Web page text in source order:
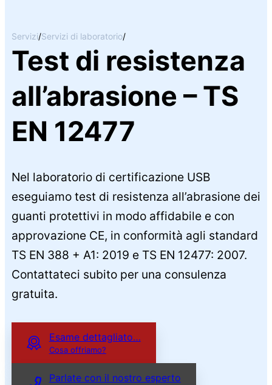
Servizi/Servizi di laboratorio/
Test di resistenza
all’abrasione – TS
EN 12477
Nel laboratorio di certificazione USB
eseguiamo test di resistenza all’abrasione dei
guanti protettivi in modo affidabile e con
approvazione CE, in conformità agli standard
TS EN 388 + A1: 2019 e TS EN 12477: 2007.
Contattateci subito per una consulenza
gratuita.
Esame dettagliato…
Cosa offriamo?
Parlate con il nostro esperto